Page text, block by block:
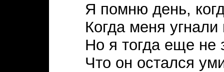
Я помню день,
Когда меня угнали
Но я тогда еще не
Что он остался